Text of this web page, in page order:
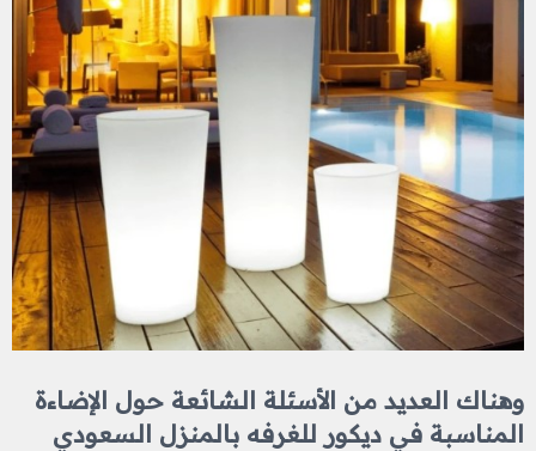
وهناك العديد من الأسئلة الشائعة حول الإضاءة
المناسبة في ديكور للغرفه​ بالمنزل السعودي